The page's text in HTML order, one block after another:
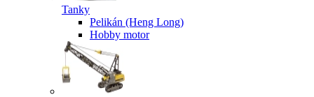
Tanky
Pelikán (Heng Long)
Hobby motor